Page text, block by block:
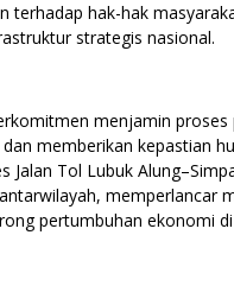
terhadap hak-hak
strategis nasional.
menjamin proses
memberikan kepastian
Jalan Tol Lubuk
memperlancar
pertumbuhan ekonomi